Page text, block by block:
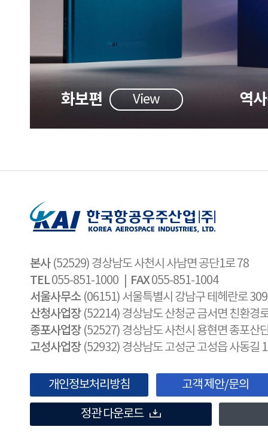
화보편 View 역
본사 (52529) 경상남도 사천시 사남면 공단1로 78
TEL055-851-1000 | FAX055-851-1004
서울사무소 (06151) 서울특별시 강남구 테헤란로
산청사업장 (52214) 경상남도 산청군 금서면 친환경
종포사업장 (52527) 경상남도 사천시 용현면 종포산
고성사업장 (52932) 경상남도 고성군 고성읍 사동길
개인정보처리방침 고객 제안/문의
정관 다운로드